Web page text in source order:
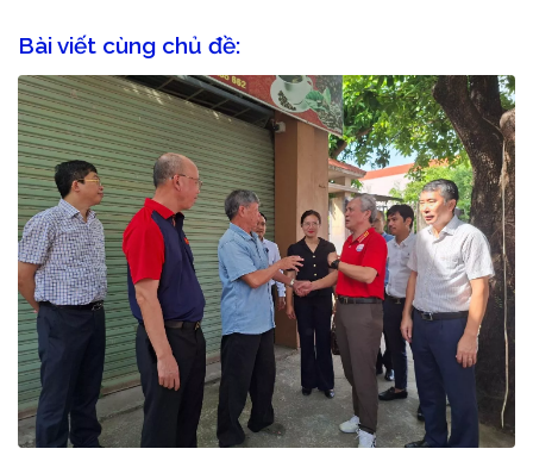
Bài viết cùng chủ đề: